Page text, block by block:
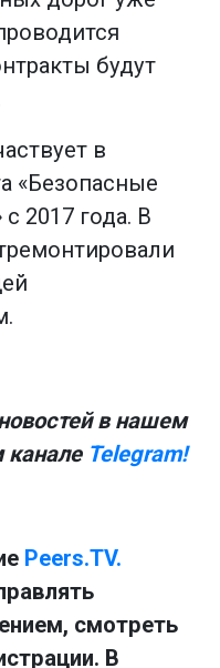
будут
в
«Безопасные
2017 года. В
в нашем
канале Telegram!
Peers.TV.
смотреть
В